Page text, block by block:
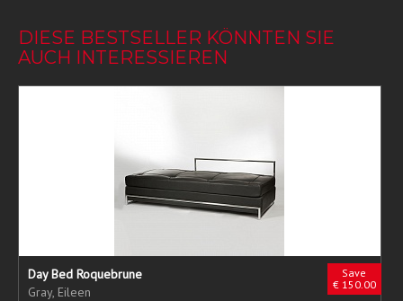
DIESE BESTSELLER KÖNNTEN SIE
AUCH INTERESSIEREN
Save
€ 150.00
Day Bed Roquebrune
Gray, Eileen